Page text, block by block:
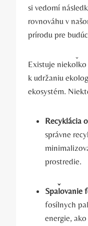
si vedomí
rovnováhu v
prírodu pre
Existuje
k udržaniu
ekosystém.
Recyklácia
správne
prostredie.
Spaľovanie
fosílnych
energie,